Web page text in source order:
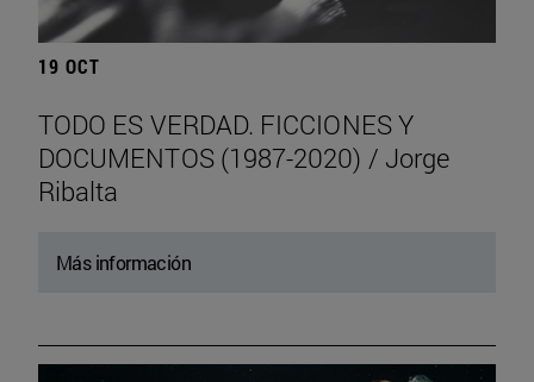
19 OCT
TODO ES VERDAD. FICCIONES Y
DOCUMENTOS (1987-2020) / Jorge
Ribalta
Más información